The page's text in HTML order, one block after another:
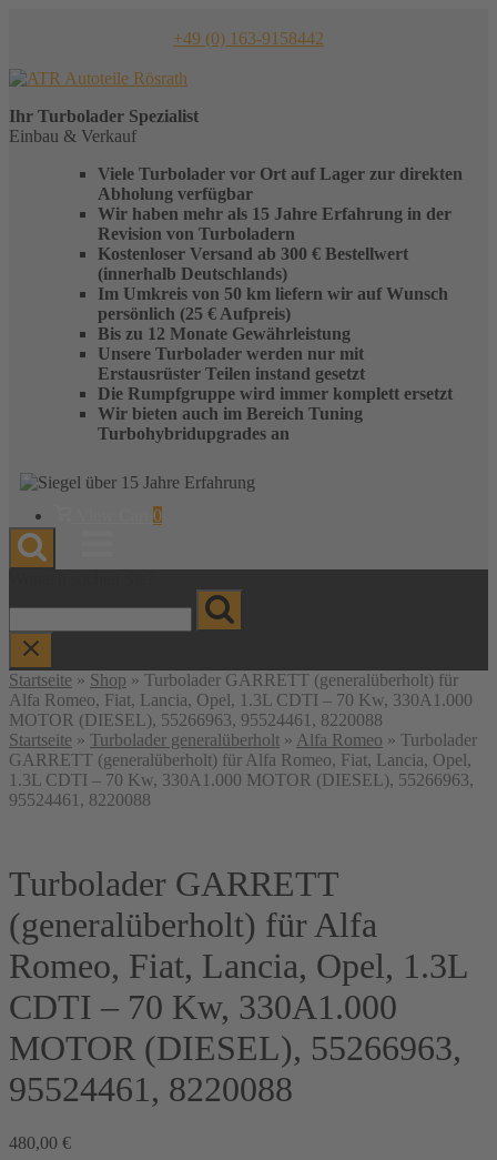
+49 (0) 163-9158442
Ihr Turbolader Spezialist
Einbau & Verkauf
Viele Turbolader vor Ort auf Lager zur direkten
Abholung verfügbar
Wir haben mehr als 15 Jahre Erfahrung in der
Revision von Turboladern
Kostenloser Versand ab 300 € Bestellwert
(innerhalb Deutschlands)
Im Umkreis von 50 km liefern wir auf Wunsch
persönlich (25 € Aufpreis)
Bis zu 12 Monate Gewährleistung
Unsere Turbolader werden nur mit
Erstausrüster Teilen instand gesetzt
Die Rumpfgruppe wird immer komplett ersetzt
Wir bieten auch im Bereich Tuning
Turbohybridupgrades an
anzeigen
0
Startseite » Shop » Turbolader GARRETT (generalüberholt) für
Alfa Romeo, Fiat, Lancia, Opel, 1.3L CDTI – 70 Kw, 330A1.000
MOTOR (DIESEL), 55266963, 95524461, 8220088
Startseite » Turbolader generalüberholt » Alfa Romeo » Turbolader
GARRETT (generalüberholt) für Alfa Romeo, Fiat, Lancia, Opel,
1.3L CDTI – 70 Kw, 330A1.000 MOTOR (DIESEL), 55266963,
95524461, 8220088
Turbolader GARRETT
(generalüberholt) für Alfa
Romeo, Fiat, Lancia, Opel, 1.3L
CDTI – 70 Kw, 330A1.000
MOTOR (DIESEL), 55266963,
95524461, 8220088
480,00 €